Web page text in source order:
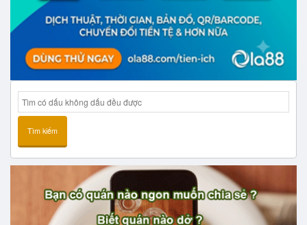
Tìm kiếm